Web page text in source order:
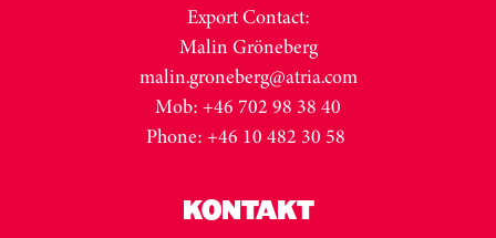
Export Contact:
Malin Gröneberg
malin.groneberg@atria.com
Mob: +46 702 98 38 40
Phone: +46 10 482 30 58
KONTAKT